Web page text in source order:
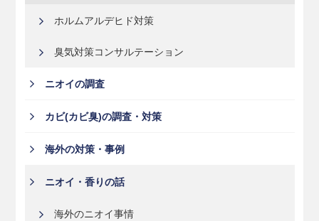
ホルムアルデヒド対策
臭気対策コンサルテーション
ニオイの調査
カビ(カビ臭)の調査・対策
海外の対策・事例
ニオイ・香りの話
海外のニオイ事情